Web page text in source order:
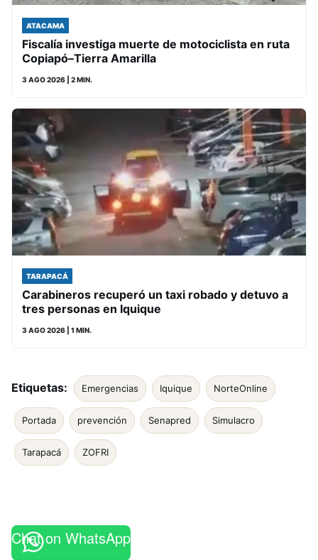
ATACAMA
Fiscalía investiga muerte de motociclista en ruta
Copiapó–Tierra Amarilla
3 AGO 2026 | 2 MIN.
TARAPACÁ
Carabineros recuperó un taxi robado y detuvo a
tres personas en Iquique
3 AGO 2026 | 1 MIN.
Etiquetas: Emergencias Iquique NorteOnline
Portada prevención Senapred Simulacro
Tarapacá ZOFRI
Chat on WhatsApp